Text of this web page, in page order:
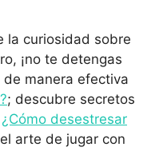
la curiosidad sobre
¡no te detengas
manera efectiva
; descubre secretos
¿Cómo desestresar
arte de jugar con